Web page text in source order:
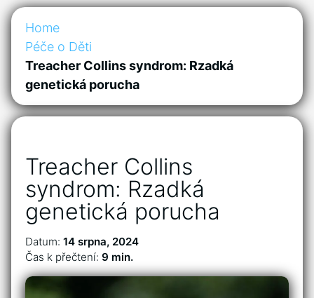
Home
Péče o Děti
Treacher Collins syndrom: Rzadká
genetická porucha
Treacher Collins
syndrom: Rzadká
genetická porucha
Datum: 14 srpna, 2024
Čas k přečtení: 9 min.